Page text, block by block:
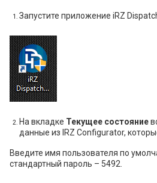
Запустите приложение iRZ
На вкладке Текущее состояние
данные из IRZ Configurator,
Введите имя пользователя по
стандартный пароль – 5492.